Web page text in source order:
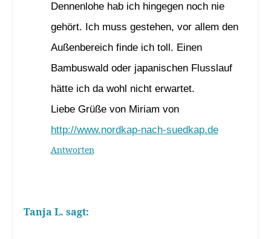
Dennenlohe hab ich hingegen noch nie
gehört. Ich muss gestehen, vor allem den
Außenbereich finde ich toll. Einen
Bambuswald oder japanischen Flusslauf
hätte ich da wohl nicht erwartet.
Liebe Grüße von Miriam von
http://www.nordkap-nach-suedkap.de
Antworten
Tanja L. sagt: